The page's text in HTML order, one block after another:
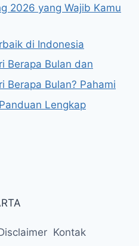
2026 yang Wajib Kamu
di Indonesia
Berapa Bulan dan
Berapa Bulan? Pahami
Lengkap
Kontak